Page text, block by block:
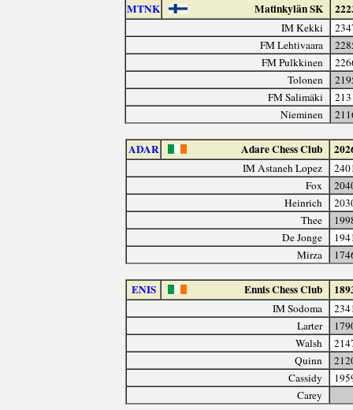
MTNK Matinkylän SK
IM Kekki
FM Lehtivaara
FM Pulkkinen
Tolonen
FM Salimäki
Nieminen
ADAR Adare Chess Club
IM Astaneh Lopez
Fox
Heinrich
Thee
De Jonge
Mirza
ENIS Ennis Chess Club
IM Sodoma
Larter
Walsh
Quinn
Cassidy
Carey